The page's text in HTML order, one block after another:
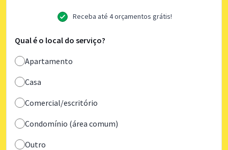
Receba até 4 orçamentos grátis!
Qual é o local do serviço?
Apartamento
Casa
Comercial/escritório
Condomínio (área comum)
Outro